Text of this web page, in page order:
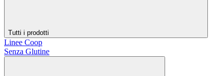
Tutti i prodotti
Linee Coop
Senza Glutine